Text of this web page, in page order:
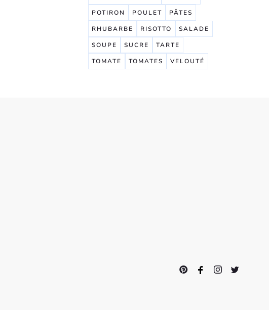
POTIRON
POULET
PÂTES
RHUBARBE
RISOTTO
SALADE
SOUPE
SUCRE
TARTE
TOMATE
TOMATES VELOUTÉ